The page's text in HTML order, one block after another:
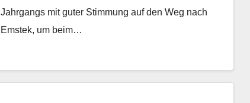
Jahrgangs mit guter Stimmung auf den Weg nach
Emstek, um beim…